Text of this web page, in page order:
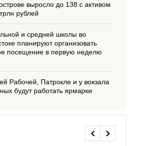
выросло до 138 с активом
рублей
и средней школы во
планируют организовать
посещение в первую неделю
Рабочей, Патрокле и у вокзала
будут работать ярмарки